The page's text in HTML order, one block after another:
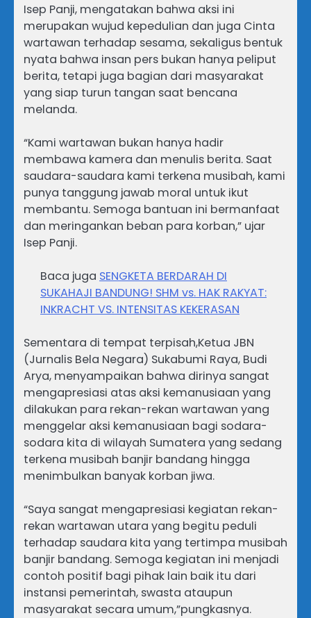
Isep Panji, mengatakan bahwa aksi ini
merupakan wujud kepedulian dan juga Cinta
wartawan terhadap sesama, sekaligus bentuk
nyata bahwa insan pers bukan hanya peliput
berita, tetapi juga bagian dari masyarakat
yang siap turun tangan saat bencana
melanda.
“Kami wartawan bukan hanya hadir
membawa kamera dan menulis berita. Saat
saudara-saudara kami terkena musibah, kami
punya tanggung jawab moral untuk ikut
membantu. Semoga bantuan ini bermanfaat
dan meringankan beban para korban,” ujar
Isep Panji.
Baca juga SENGKETA BERDARAH DI
SUKAHAJI BANDUNG! SHM vs. HAK RAKYAT:
INKRACHT VS. INTENSITAS KEKERASAN
Sementara di tempat terpisah,Ketua JBN
(Jurnalis Bela Negara) Sukabumi Raya, Budi
Arya, menyampaikan bahwa dirinya sangat
mengapresiasi atas aksi kemanusiaan yang
dilakukan para rekan-rekan wartawan yang
menggelar aksi kemanusiaan bagi sodara-
sodara kita di wilayah Sumatera yang sedang
terkena musibah banjir bandang hingga
menimbulkan banyak korban jiwa.
“Saya sangat mengapresiasi kegiatan rekan-
rekan wartawan utara yang begitu peduli
terhadap saudara kita yang tertimpa musibah
banjir bandang. Semoga kegiatan ini menjadi
contoh positif bagi pihak lain baik itu dari
instansi pemerintah, swasta ataupun
masyarakat secara umum,”pungkasnya.